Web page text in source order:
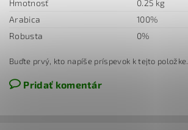
Hmotnosť
0.25 kg
Arabica
100%
Robusta
0%
Buďte prvý, kto napíše príspevok k tejto položke.
Pridať komentár